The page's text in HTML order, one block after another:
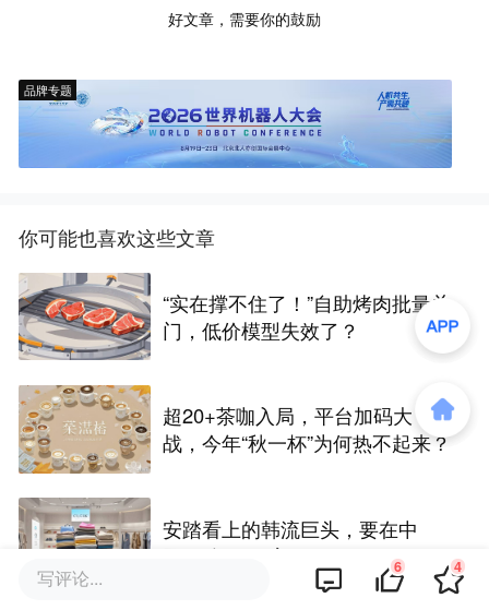
好文章，需要你的鼓励
品牌专题
你可能也喜欢这些文章
“实在撑不住了！”自助烤肉批量关
门，低价模型失效了？
超20+茶咖入局，平台加码大
战，今年“秋一杯”为何热不起来？
安踏看上的韩流巨头，要在中
国“五年开百店”
写评论... 6 4